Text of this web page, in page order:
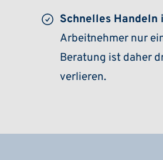
Schnelles Handeln
Arbeitnehmer nur
Beratung ist daher
verlieren.